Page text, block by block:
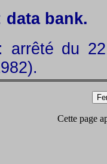
data bank.
: arrêté du
Cette page